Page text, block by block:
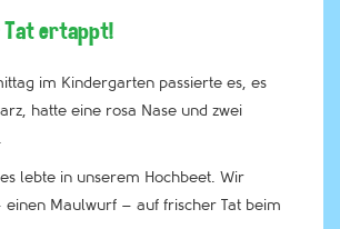
ertappt!
im Kindergarten passierte es, es
hatte eine rosa Nase und zwei
lebte in unserem Hochbeet. Wir
einen Maulwurf – auf frischer Tat beim